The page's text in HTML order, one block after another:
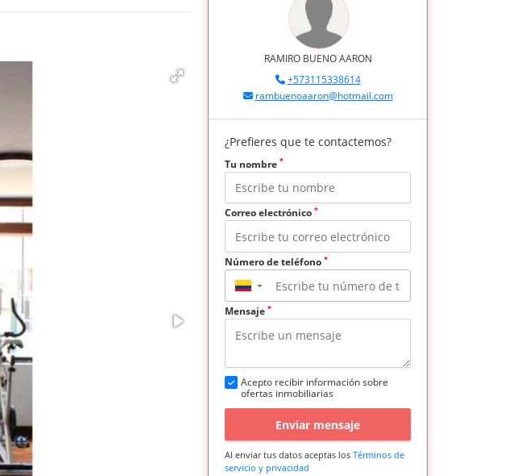
RAMIRO BUENO AARON
+573115338614
rambuenoaaron@hotmail.com
¿Prefieres que te contactemos?
Tu nombre *
Correo electrónico *
Número de teléfono *
▼
Mensaje *
Acepto recibir información sobre
ofertas inmobiliarias
Enviar mensaje
Al enviar tus datos aceptas los Términos de
servicio y privacidad